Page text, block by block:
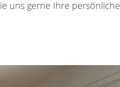
uns gerne Ihre persönliche